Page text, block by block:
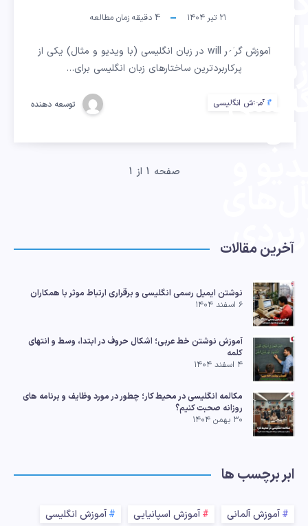
WILL در
زبان
| با
۲۱ تیر ۱۴۰۴ 4 دقیقه زمان مطالعه
آموزش گرامر will در زبان انگلیسی (با ویدیو و مثال) یکی از
پرکاربردترین ساختارهای زبان انگلیسی برای…
آموزش انگلیسی توسعه دهنده
صفحه 1 از 1
آخرین مقالات
نوشتن ایمیل رسمی انگلیسی و برقراری ارتباط موثر با همکاران
۶ اسفند ۱۴۰۴
آموزش نوشتن خط عربی؛ اشکال حروف در ابتدا، وسط و انتهای
کلمه
۴ اسفند ۱۴۰۴
مکالمه انگلیسی در محیط کار؛ چطور در مورد وظایف و برنامه های
روزانه صحبت کنیم؟
۳۰ بهمن ۱۴۰۴
ابر برچسب ها
آموزش آلمانی آموزش اسپانیایی
آموزش انگلیسی